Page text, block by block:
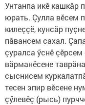
Унтанпа икӗ кашкăр
юрать. Çулла вӗсем
килеççӗ, кунсăр
пăвансем сахал.
çуралса ӳснӗ
вăрманӗсене
сыснисем
тесен эпир вӗсене
çӳлевӗç (рысь)